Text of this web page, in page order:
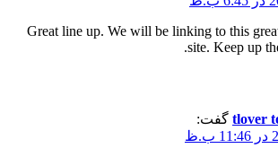
Great line up. We will be linking to this
site. Keep up
tlover گفت: